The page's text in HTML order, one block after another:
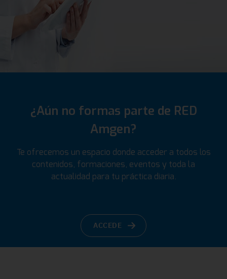
¿Aún no formas parte de RED
Amgen?
Te ofrecemos un espacio donde acceder a todos los
contenidos, formaciones, eventos y toda la
actualidad para tu práctica diaria.
ACCEDE